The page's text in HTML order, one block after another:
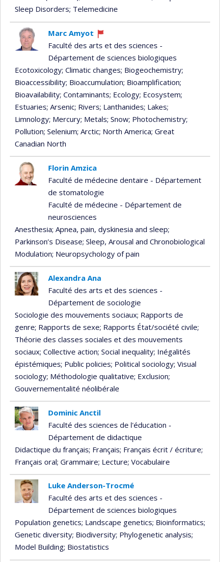
Sleep Disorders; Telemedicine
Marc Amyot
Currently
recruiting
Faculté des arts et des sciences -
Département de sciences biologiques
Ecotoxicology; Climatic changes; Biogeochemistry;
Bioaccessibility; Bioaccumulation; Bioamplification;
Bioavailability; Contaminants; Ecology; Ecosystem;
Estuaries; Arsenic; Rivers; Lanthanides; Lakes;
Limnology; Mercury; Metals; Snow; Photochemistry;
Pollution; Selenium; Arctic; North America; Great
Canadian North
Florin Amzica
Faculté de médecine dentaire - Département
de stomatologie
Faculté de médecine - Département de
neurosciences
Anesthesia; Apnea, pain, dyskinesia and sleep;
Parkinson’s Disease; Sleep, Arousal and Chronobiological
Modulation; Neuropsychology of pain
Alexandra Ana
Faculté des arts et des sciences -
Département de sociologie
Sociologie des mouvements sociaux; Rapports de
genre; Rapports de sexe; Rapports État/société civile;
Théorie des classes sociales et des mouvements
sociaux; Collective action; Social inequality; Inégalités
épistémiques; Public policies; Political sociology; Visual
sociology; Méthodologie qualitative; Exclusion;
Gouvernementalité néolibérale
Dominic Anctil
Faculté des sciences de l'éducation -
Département de didactique
Didactique du français; Français; Français écrit / écriture;
Français oral; Grammaire; Lecture; Vocabulaire
Luke Anderson-Trocmé
Faculté des arts et des sciences -
Département de sciences biologiques
Population genetics; Landscape genetics; Bioinformatics;
Genetic diversity; Biodiversity; Phylogenetic analysis;
Model Building; Biostatistics